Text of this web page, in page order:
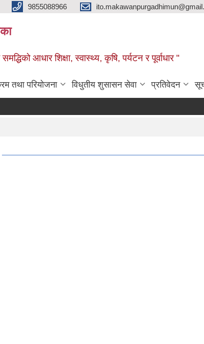
9855088966
आधार शिक्षा, स्‍वास्‍थ्‍य, कृषि, पर्यटन र पूर्वाधार "
तथा परियोजना विधुतीय शुसासन सेवा प्रतिवेदन